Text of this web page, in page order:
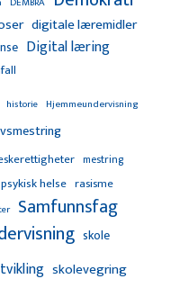
digitale læremidler
Digital læring
historie Hjemmeundervisning
mestring
psykisk helse rasisme
Samfunnsfag
skole
skolevegring